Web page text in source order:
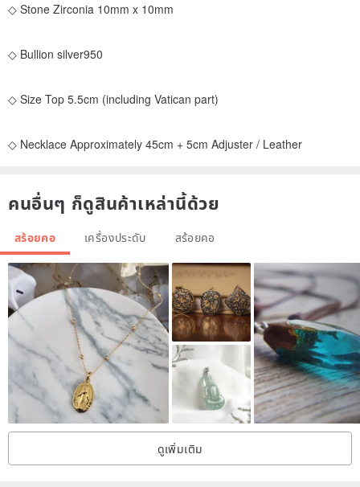
◇ Stone Zirconia 10mm x 10mm
◇ Bullion silver950
◇ Size Top 5.5cm (including Vatican part)
◇ Necklace Approximately 45cm + 5cm Adjuster / Leather
คนอื่นๆ ก็ดูสินค้าเหล่านี้ด้วย
สร้อยคอ เครื่องประดับ สร้อยคอ
ดูเพิ่มเติม